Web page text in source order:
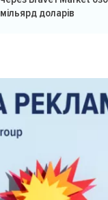
мільярд доларів